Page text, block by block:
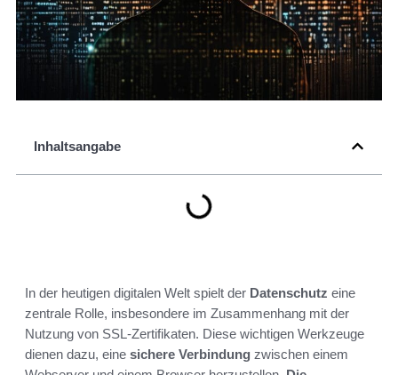
Inhaltsangabe
In der heutigen digitalen Welt spielt der Datenschutz eine
zentrale Rolle, insbesondere im Zusammenhang mit der
Nutzung von SSL-Zertifikaten. Diese wichtigen Werkzeuge
dienen dazu, eine sichere Verbindung zwischen einem